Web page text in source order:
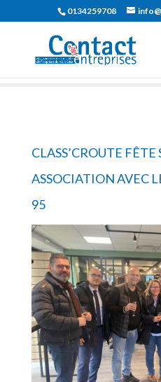
0134259708
CLASS’CROUTE FÊTE
ASSOCIATION AVEC
95